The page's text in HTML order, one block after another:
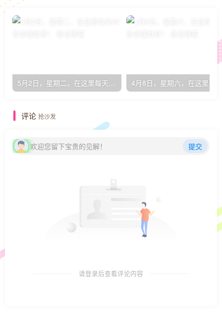
5月2日，星期二，在这里每天60秒读懂世界！
评论 抢沙发
欢迎您留下宝贵的见解！ 提交
请登录后查看评论内容